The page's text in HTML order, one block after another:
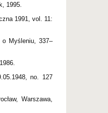
1995.
1991, vol. 11:
o Myśleniu, 337–
no. 127
Warszawa,